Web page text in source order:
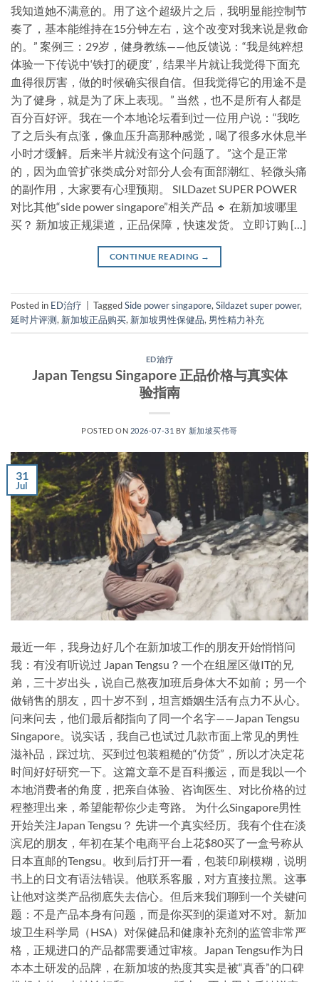
我知道她不满意的。用了这个超级片之后，我明显能控制节
奏了，基本能维持在15分钟左右，这个改变对我来说是救命
的。” 案例三：29岁，健身教练——他反馈说：“我是纯粹想
体验一下传说中‘铁打的硬度’，结果半片就让我觉得下面充
血得很厉害，做的时候确实很自信。但我觉得它的用途不是
为了健身，就是为了床上表现。” 当然，也不是所有人都是
百分百好评。我在一个本地论坛看到过一位用户说：“我吃
了之后头有点涨，像血压升高那种感觉，喝了很多水休息半
小时才缓解。后来半片就没有这个问题了。”这个是正常
的，因为血管扩张类成分对部分人会有面部潮红、轻微头痛
的副作用，大家要有心理预期。 SILDazet SUPER POWER
对比其他“side power singapore”相关产品 🔹 在新加坡哪里
买？ 新加坡正规渠道，正品保障，快速发货。 立即订购 […]
CONTINUE READING →
Posted in ED治疗 TaggedSide power singapore,Sildazet super power,
延时片评测, 新加坡正品购买, 新加坡男性保健品, 男性精力补充
ED治疗
Japan Tengsu Singapore 正品价格与真实体
验指南
POSTED ON 2026-07-31 BY 新加坡买伟哥
31
Jul
最近一年，我身边好几个在新加坡工作的朋友开始悄悄问
我：有没有听说过 Japan Tengsu？一个在组屋区做IT的兄
弟，三十岁出头，说自己熬夜加班后身体大不如前；另一个
做销售的朋友，四十岁不到，坦言婚姻生活有点力不从心。
问来问去，他们最后都指向了同一个名字——Japan Tengsu
Singapore。说实话，我自己也试过几款市面上常见的男性
滋补品，踩过坑、买到过包装粗糙的“仿货”，所以才决定花
时间好好研究一下。这篇文章不是百科搬运，而是我以一个
本地消费者的角度，把亲自体验、咨询医生、对比价格的过
程整理出来，希望能帮你少走弯路。 为什么Singapore男性
开始关注Japan Tengsu？ 先讲一个真实经历。我有个住在淡
滨尼的朋友，年初在某个电商平台上花$80买了一盒号称从
日本直邮的Tengsu。收到后打开一看，包装印刷模糊，说明
书上的日文有语法错误。他联系客服，对方直接拉黑。这事
让他对这类产品彻底失去信心。但后来我们聊到一个关键问
题：不是产品本身有问题，而是你买到的渠道对不对。新加
坡卫生科学局（HSA）对保健品和健康补充剂的监管非常严
格，正规进口的产品都需要通过审核。Japan Tengsu作为日
本本土研发的品牌，在新加坡的热度其实是被“真香”的口碑